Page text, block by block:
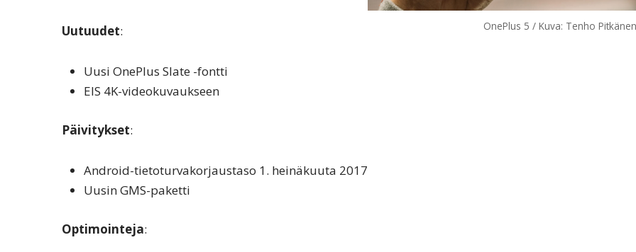
OnePlus 5 / Kuva: Tenho Pitkänen
Uutuudet:
Uusi OnePlus Slate -fontti
EIS 4K-videokuvaukseen
Päivitykset:
Android-tietoturvakorjaustaso 1. heinäkuuta 2017
Uusin GMS-paketti
Optimointeja: